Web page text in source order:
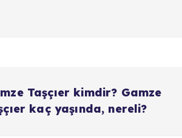
Taşçıer kimdir? Gamze
kaç yaşında, nereli?